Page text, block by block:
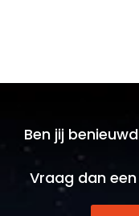
Ben jij
Vraag dan